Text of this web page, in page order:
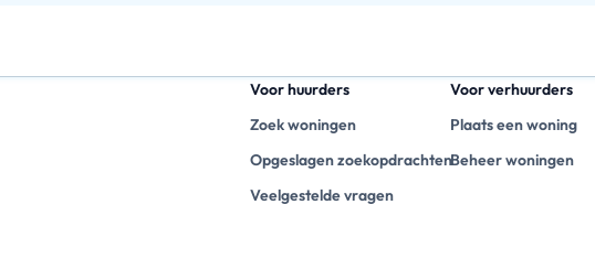
Voor huurders
Zoek woningen
Opgeslagen zoekopdrachten
Veelgestelde vragen
Voor verhuurders
Plaats een woning
Beheer woningen